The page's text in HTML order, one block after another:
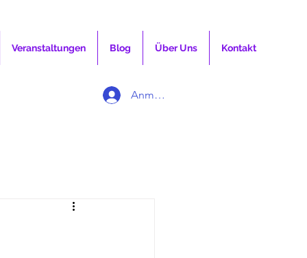
Veranstaltungen Blog Über Uns Kontakt
Anmelden